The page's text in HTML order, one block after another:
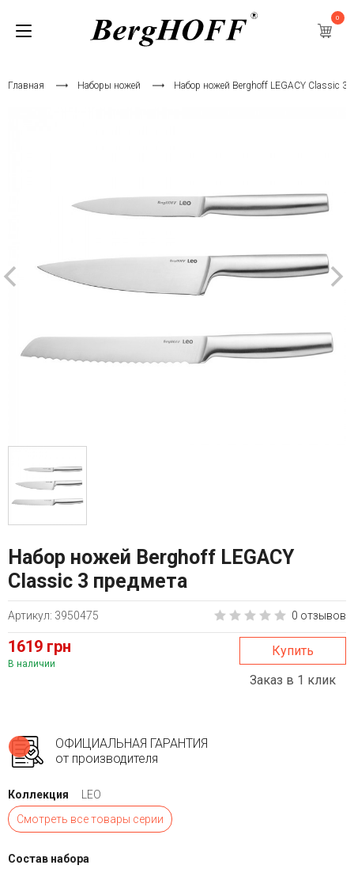
0
Главная Наборы ножей Набор ножей Berghoff LEGACY Classic 3
Набор ножей Berghoff LEGACY
Classic 3 предмета
Артикул: 3950475 0 отзывов
1619 грн
В наличии
Купить
Заказ в 1 клик
ОФИЦИАЛЬНАЯ ГАРАНТИЯ
от производителя
Коллекция
LEO
Смотреть все товары серии
Состав набора